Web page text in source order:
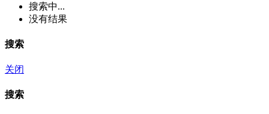
搜索中...
没有结果
搜索
关闭
搜索